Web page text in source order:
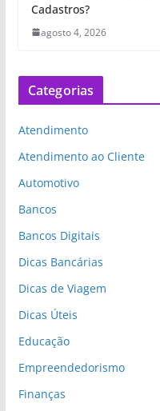
Cadastros?
agosto 4, 2026
Categorias
Atendimento
Atendimento ao Cliente
Automotivo
Bancos
Bancos Digitais
Dicas Bancárias
Dicas de Viagem
Dicas Úteis
Educação
Empreendedorismo
Finanças